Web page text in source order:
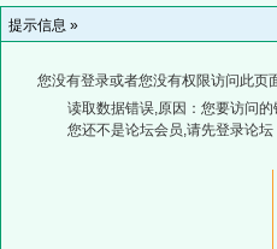
提示信息 »
您没有登录或者您没有权限访问此页
读取数据错误,原因：您要访问
您还不是论坛会员,请先登录论坛